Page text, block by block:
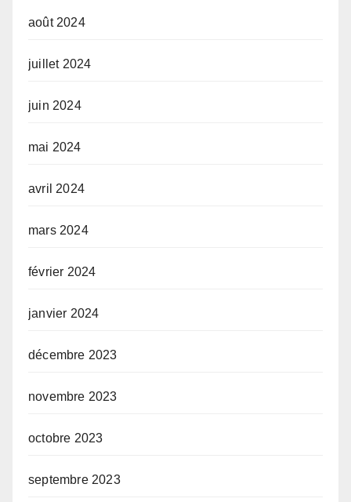
août 2024
juillet 2024
juin 2024
mai 2024
avril 2024
mars 2024
février 2024
janvier 2024
décembre 2023
novembre 2023
octobre 2023
septembre 2023